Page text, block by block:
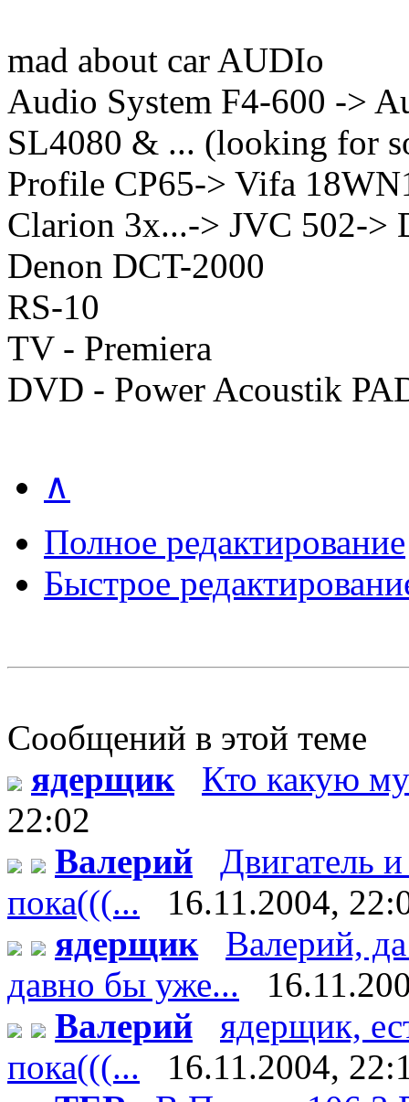
mad about car AUDIo
Audio System F4-600 ->
SL4080 & ... (looking for
Profile CP65-> Vifa
Clarion 3x...-> JVC 502->
Denon DCT-2000
RS-10
TV - Premiera
DVD - Power Acoustik
∧
Полное редактирование
Быстрое
Сообщений в этой теме
ядерщик
Кто какую
22:02
Валерий
Двигатель
пока(((...
16.11.2004,
ядерщик
Валерий,
давно бы уже...
Валерий
ядерщик,
пока(((...
16.11.2004,